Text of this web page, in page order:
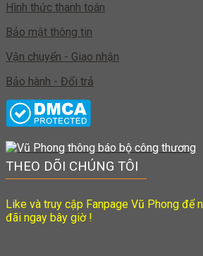
Hình thức thanh toán
Bảo mật thông tin
Vận chuyển - Giao nhận
Bảo hành - Đổi trả
THEO DÕI CHÚNG TÔI
Like và truy cập Fanpage Vũ Phong để
đãi ngay bây giờ !